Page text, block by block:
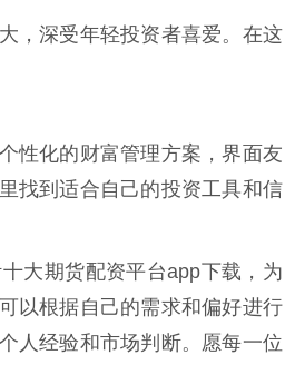
，深受年轻投资者喜爱。在这
性化的财富管理方案，界面友
找到适合自己的投资工具和信
大期货配资平台app下载，为
以根据自己的需求和偏好进行
人经验和市场判断。愿每一位